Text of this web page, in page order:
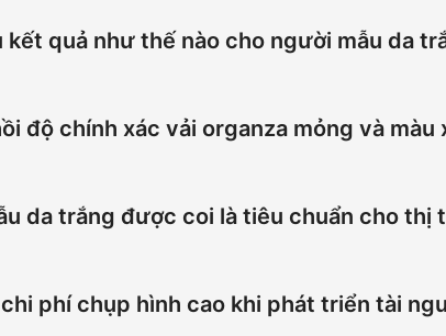
quả như thế nào cho người mẫu da
chính xác hình ảnh cho thương mại điện tử Bắc
độ chính xác vải organza mỏng và màu
phần áo và chất liệu denim, giải quyết chi phí
sáng 45 độ.
da trắng được coi là tiêu chuẩn cho thị
thúc đẩy tương tác cho áo blouse tỷ lệ 3:4.
phí chụp hình cao khi phát triển tài